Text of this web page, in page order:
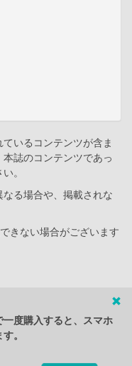
いるコンテンツが含ま
誌のコンテンツであっ
。
る場合や、掲載されな
きない場合がございます
度購入すると、スマホ
。